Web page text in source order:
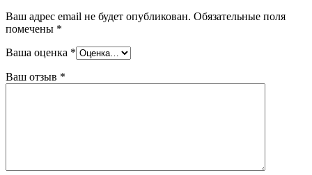
Ваш адрес email не будет опубликован. Обязательные поля
помечены *
Ваша оценка *
Ваш отзыв *